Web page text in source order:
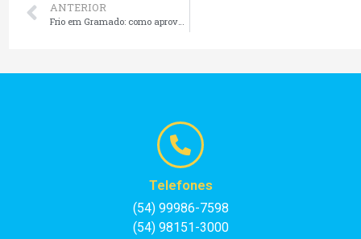
ANTERIOR
Frio em Gramado: como aproveitar a cidade quando as temperaturas começam a cair
Telefones
(54) 99986-7598
(54) 98151-3000